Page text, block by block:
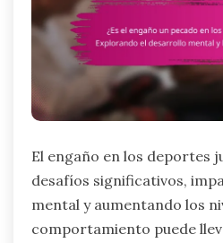
El engaño en los deportes
desafíos significativos,
mental y aumentando los
comportamiento puede